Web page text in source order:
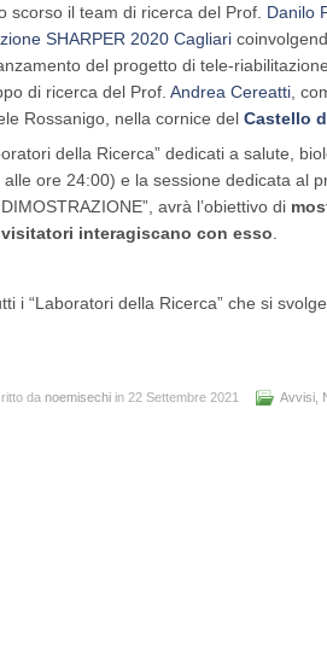
scorso il team di ricerca del Prof. Danilo
SHARPER 2020 Cagliari
del progetto di tele-
di ricerca del Prof. Andrea Cereatti ,
Rossanigo, nella cornice del Castello
della Ricerca” dedicati a salute,
alle ore 24:00) e la sessione dedicata al
avrà l’obiettivo di
interagiscano con esso
i “Laboratori della Ricerca” che si
da noemisechi in 22 Settembre 2021 Avvisi